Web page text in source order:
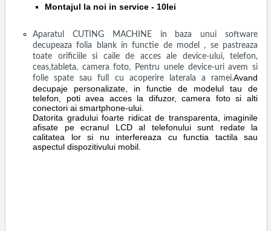
Montajul la noi in service - 10lei
Aparatul CUTING MACHINE in baza unui software
decupeaza folia blank in functie de model , se pastreaza
toate orificiile si caile de acces ale device-ului, telefon,
ceas,tableta, camera foto, Pentru unele device-uri avem si
folie spate sau full cu acoperire laterala a ramei.Avand
decupaje personalizate, in functie de modelul tau de
telefon, poti avea acces la difuzor, camera foto si alti
conectori ai smartphone-ului.
Datorita gradului foarte ridicat de transparenta, imaginile
afisate pe ecranul LCD al telefonului sunt redate la
calitatea lor si nu interfereaza cu functia tactila sau
aspectul dispozitivului mobil.